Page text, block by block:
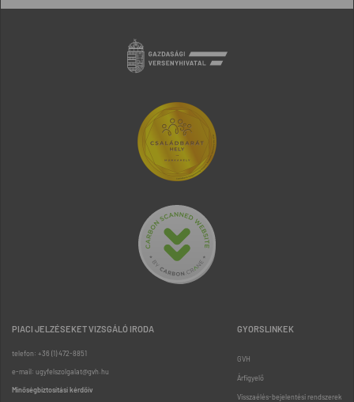
PIACI JELZÉSEKET VIZSGÁLÓ IRODA
telefon: +36 (1) 472-8851
e-mail: ugyfelszolgalat@gvh.hu
Minőségbiztosítási kérdőív
GYORSLINKEK
GVH
Árfigyelő
Visszaélés-bejelentési rendszerek